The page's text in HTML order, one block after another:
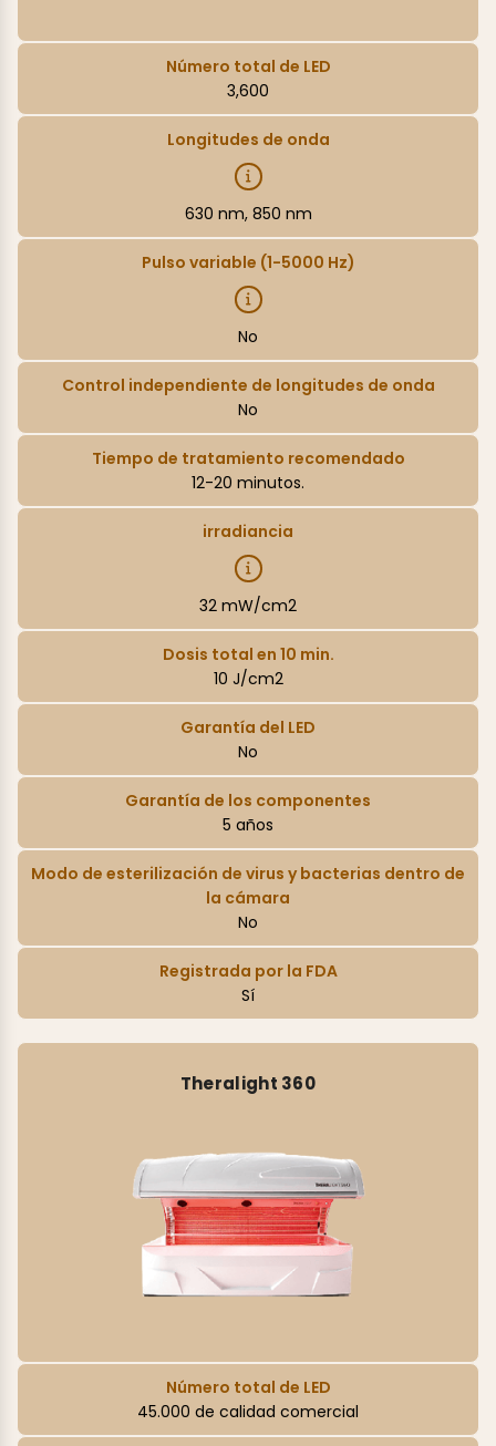
Número total de LED
3,600
Longitudes de onda
630 nm, 850 nm
Pulso variable (1-5000 Hz)
No
Control independiente de longitudes de onda
No
Tiempo de tratamiento recomendado
12-20 minutos.
irradiancia
32 mW/cm2
Dosis total en 10 min.
10 J/cm2
Garantía del LED
No
Garantía de los componentes
5 años
Modo de esterilización de virus y bacterias dentro de
la cámara
No
Registrada por la FDA
Sí
Theralight 360
Número total de LED
45.000 de calidad comercial